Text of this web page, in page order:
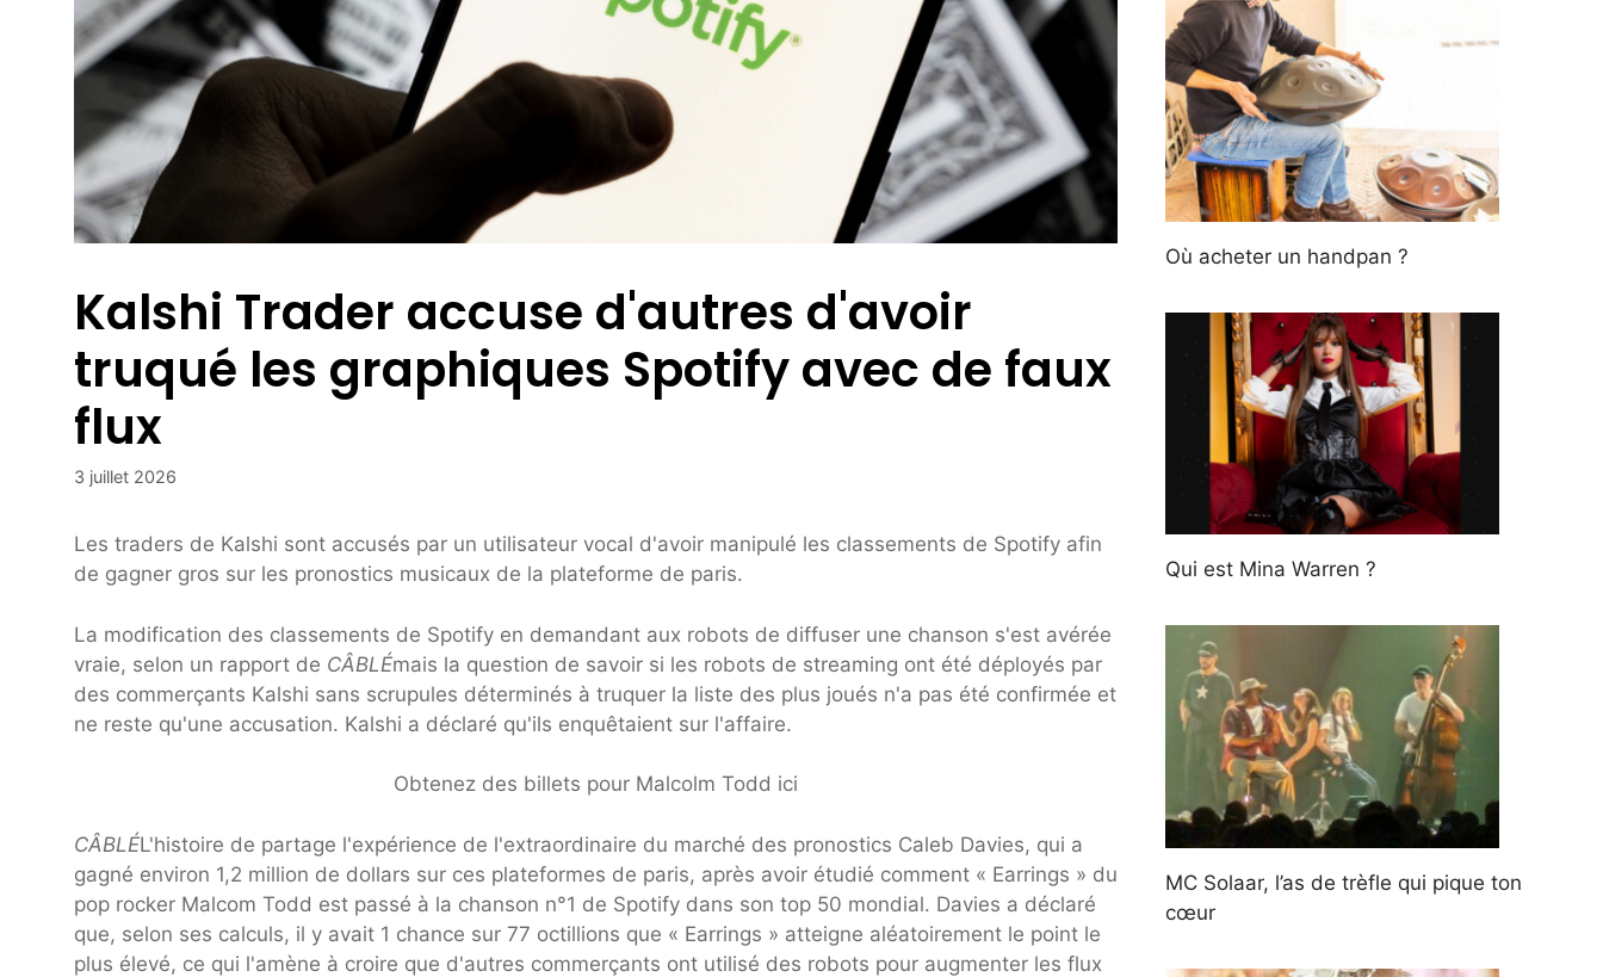
Kalshi Trader accuse d'autres d'avoir
truqué les graphiques Spotify avec de faux
flux
3 juillet 2026
Les traders de Kalshi sont accusés par un utilisateur vocal d'avoir manipulé les classements de Spotify afin
de gagner gros sur les pronostics musicaux de la plateforme de paris.
La modification des classements de Spotify en demandant aux robots de diffuser une chanson s'est avérée
vraie, selon un rapport de CÂBLÉmais la question de savoir si les robots de streaming ont été déployés par
des commerçants Kalshi sans scrupules déterminés à truquer la liste des plus joués n'a pas été confirmée et
ne reste qu'une accusation. Kalshi a déclaré qu'ils enquêtaient sur l'affaire.
Obtenez des billets pour Malcolm Todd ici
CÂBLÉL'histoire de partage l'expérience de l'extraordinaire du marché des pronostics Caleb Davies, qui a
gagné environ 1,2 million de dollars sur ces plateformes de paris, après avoir étudié comment « Earrings » du
pop rocker Malcom Todd est passé à la chanson n°1 de Spotify dans son top 50 mondial. Davies a déclaré
que, selon ses calculs, il y avait 1 chance sur 77 octillions que « Earrings » atteigne aléatoirement le point le
plus élevé, ce qui l'amène à croire que d'autres commerçants ont utilisé des robots pour augmenter les flux
Où acheter un handpan ?
Qui est Mina Warren ?
MC Solaar, l’as de trèfle qui pique ton
cœur